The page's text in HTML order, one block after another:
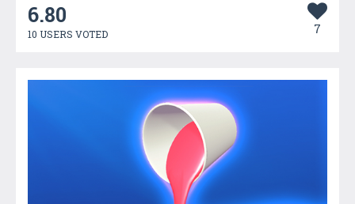
6.80
10 USERS VOTED 7